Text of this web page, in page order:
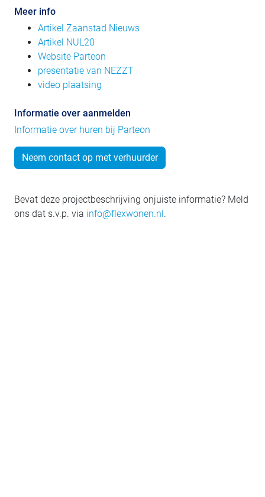
Meer info
Artikel Zaanstad Nieuws
Artikel NUL20
Website Parteon
presentatie van NEZZT
video plaatsing
Informatie over aanmelden
Informatie over huren bij Parteon
Neem contact op met verhuurder
Bevat deze projectbeschrijving onjuiste informatie? Meld
ons dat s.v.p. via info@flexwonen.nl.